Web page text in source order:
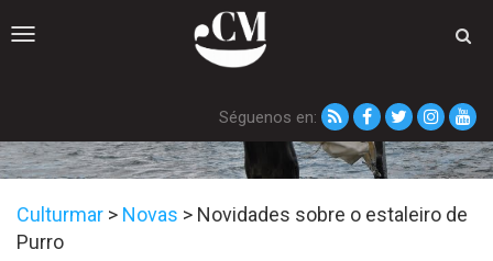
Toggle
Séguenos en:
Novas
Culturmar > Novas > Novidades sobre o estaleiro de
Purro